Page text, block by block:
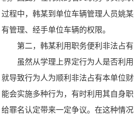
过程中，韩某到单位车辆管理人员姚
有管理、经手单位车辆的权限。
第二，韩某利用职务便利非法占有
虽然从学理上界定行为人是否利用
就导致行为人为顺利非法占有本单位
能会实施多种行为，有时利用其自身
给罪名认定带来一定争议。在这种情